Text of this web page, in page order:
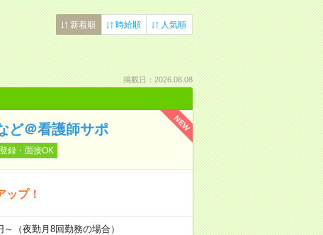
新着順 時給順 人気順
掲載日：2026.08.08
NEW
ど＠看護師サポ
録・面接OK
ップ！
（夜勤月8回勤務の場合）